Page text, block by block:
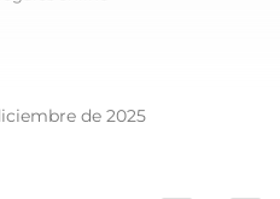
de 2025